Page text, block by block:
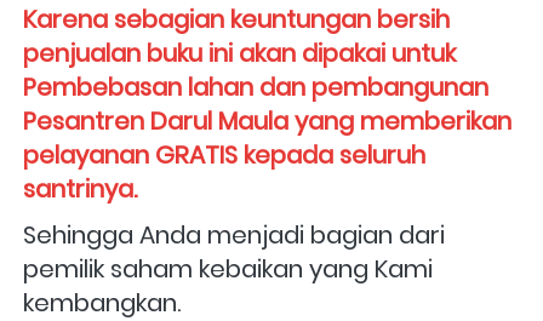
Karena sebagian keuntungan bersih
penjualan buku ini akan dipakai untuk
Pembebasan lahan dan pembangunan
Pesantren Darul Maula yang memberikan
pelayanan GRATIS kepada seluruh
santrinya.
Sehingga Anda menjadi bagian dari
pemilik saham kebaikan yang Kami
kembangkan.